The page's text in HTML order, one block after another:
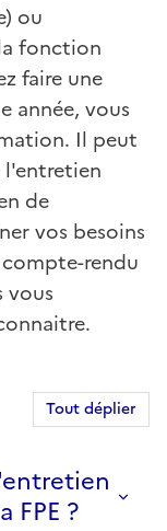
ou
fonction
faire une
année, vous
Il peut
l'entretien
de
vos besoins
rendu
vous
Tout déplier
FPE ?